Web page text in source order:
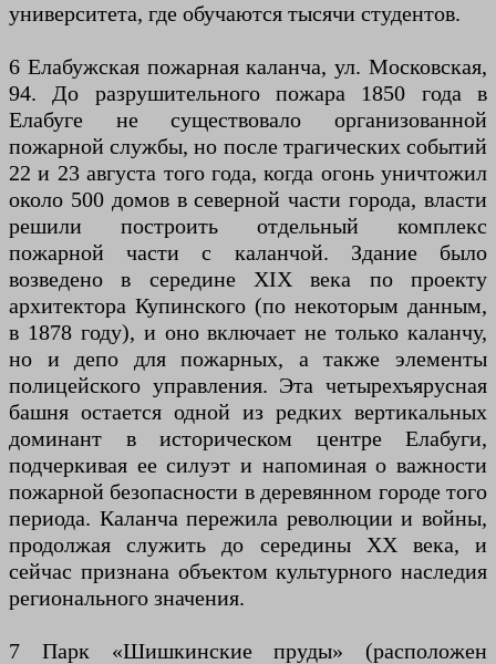
университета, где обучаются тысячи студентов.
6 Елабужская пожарная каланча, ул. Московская,
94. До разрушительного пожара 1850 года в
Елабуге не существовало организованной
пожарной службы, но после трагических событий
22 и 23 августа того года, когда огонь уничтожил
около 500 домов в северной части города, власти
решили построить отдельный комплекс
пожарной части с каланчой. Здание было
возведено в середине XIX века по проекту
архитектора Купинского (по некоторым данным,
в 1878 году), и оно включает не только каланчу,
но и депо для пожарных, а также элементы
полицейского управления. Эта четырехъярусная
башня остается одной из редких вертикальных
доминант в историческом центре Елабуги,
подчеркивая ее силуэт и напоминая о важности
пожарной безопасности в деревянном городе того
периода. Каланча пережила революции и войны,
продолжая служить до середины XX века, и
сейчас признана объектом культурного наследия
регионального значения.
7 Парк «Шишкинские пруды» (расположен